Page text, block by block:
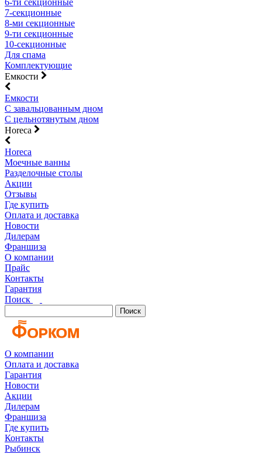
6-ти секционные
7-секционные
8-ми секционные
9-ти секционные
10-секционные
Для спама
Комплектующие
Емкости
Емкости
С завальцованным дном
С цельнотянутым дном
Horeca
Horeca
Моечные ванны
Разделочные столы
Акции
Отзывы
Где купить
Оплата и доставка
Новости
Дилерам
Франшиза
О компании
Прайс
Контакты
Гарантия
Поиск
Поиск
О компании
Оплата и доставка
Гарантия
Новости
Акции
Дилерам
Франшиза
Где купить
Контакты
Рыбинск